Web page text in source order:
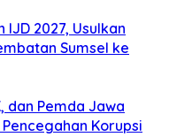
2027, Usulkan
Sumsel ke
dan Pemda Jawa
Korupsi